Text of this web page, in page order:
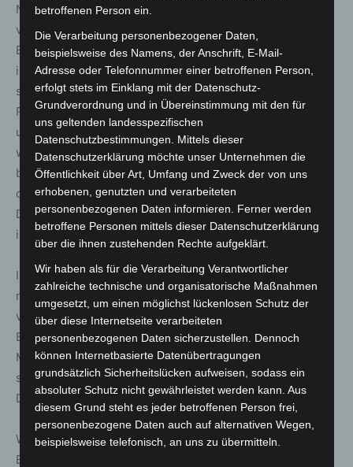
Niedersachsen) werden sämtliche Geschäftsprozesse
von der Antragstellung bis zur Dokumentation der
Ergebnisse in digitalen Workflows abgebildet. Mit dem
integrierten geographischen Informationssystem lassen
sich die Ergebnisse von Luftbildinterpretationen und
Räumstellen sowie die Standorte von Bombenfunden
und Sprengungen auf Karten visualisieren. Ebenso
werden die für die Bearbeitung von Bauanträgen
benötigten Kriegsluftbilder automatisch und bei Bedarf
dreidimensional angezeigt. Möglich ist dies durch die
Digitalisierung und Georeferenzierung der circa 135.000
in Niedersachsen vorhandenen Kriegsluftbilder.
Intensiv widmeten sich die Teilnehmenden dem Umgang
mit privaten „Sondengängern“ und „Magnetanglern“, die
vermehrt Altmunition auffinden und damit sich und die
Bevölkerung unter Umständen gefährden. Hier wurden
Maßnahmen zur Prävention und Öffentlichkeitsarbeit
sowie zur Zusammenarbeit mit den Behörden der
Denkmalpflege beraten.
Weitere Themen waren Berichte und Informationen der
Bund/Länder-Arbeitsgemeinschaft Nord-und Ostsee
betroffenen Person ein.
Die Verarbeitung personenbezogener Daten,
beispielsweise des Namens, der Anschrift, E-Mail-
Adresse oder Telefonnummer einer betroffenen Person,
erfolgt stets im Einklang mit der Datenschutz-
Grundverordnung und in Übereinstimmung mit den für
uns geltenden landesspezifischen
Datenschutzbestimmungen. Mittels dieser
Datenschutzerklärung möchte unser Unternehmen die
Öffentlichkeit über Art, Umfang und Zweck der von uns
erhobenen, genutzten und verarbeiteten
personenbezogenen Daten informieren. Ferner werden
betroffene Personen mittels dieser Datenschutzerklärung
über die ihnen zustehenden Rechte aufgeklärt.
Wir haben als für die Verarbeitung Verantwortlicher
zahlreiche technische und organisatorische Maßnahmen
umgesetzt, um einen möglichst lückenlosen Schutz der
über diese Internetseite verarbeiteten
personenbezogenen Daten sicherzustellen. Dennoch
können Internetbasierte Datenübertragungen
grundsätzlich Sicherheitslücken aufweisen, sodass ein
absoluter Schutz nicht gewährleistet werden kann. Aus
diesem Grund steht es jeder betroffenen Person frei,
personenbezogene Daten auch auf alternativen Wegen,
beispielsweise telefonisch, an uns zu übermitteln.